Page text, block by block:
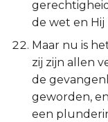
de wet en
Maar nu is
zij zijn allen
de
geworden,
een